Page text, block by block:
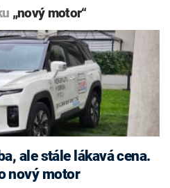
„nový motor“
ale stále lákavá cena.
nový motor